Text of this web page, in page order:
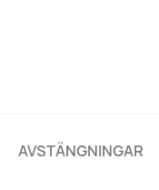
AVSTÄNGNINGAR